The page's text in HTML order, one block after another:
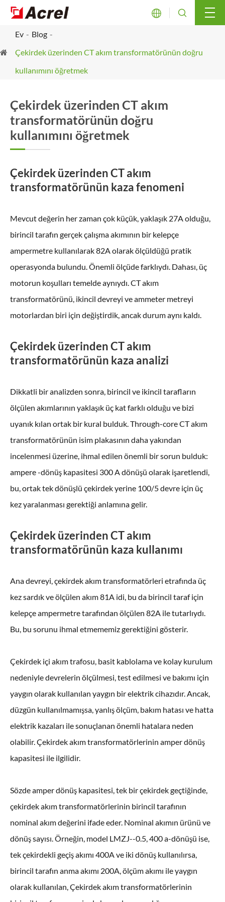
 
Ev
Blog
Çekirdek üzerinden CT akım transformatörünün doğru
kullanımını öğretmek
Çekirdek üzerinden CT akım
transformatörünün doğru
kullanımını öğretmek
Çekirdek üzerinden CT akım
transformatörünün kaza fenomeni
Mevcut değerin her zaman çok küçük, yaklaşık 27A olduğu,
birincil tarafın gerçek çalışma akımının bir kelepçe
ampermetre kullanılarak 82A olarak ölçüldüğü pratik
operasyonda bulundu. Önemli ölçüde farklıydı. Dahası, üç
motorun koşulları temelde aynıydı. CT akım
transformatörünü, ikincil devreyi ve ammeter metreyi
motorlardan biri için değiştirdik, ancak durum aynı kaldı.
Çekirdek üzerinden CT akım
transformatörünün kaza analizi
Dikkatli bir analizden sonra, birincil ve ikincil tarafların
ölçülen akımlarının yaklaşık üç kat farklı olduğu ve bizi
uyanık kılan ortak bir kural bulduk. Through-core CT akım
transformatörünün isim plakasının daha yakından
incelenmesi üzerine, ihmal edilen önemli bir sorun bulduk:
ampere -dönüş kapasitesi 300 A dönüşü olarak işaretlendi,
bu, ortak tek dönüşlü çekirdek yerine 100/5 devre için üç
kez yaralanması gerektiği anlamına gelir.
Çekirdek üzerinden CT akım
transformatörünün kaza kullanımı
Ana devreyi, çekirdek akım transformatörleri etrafında üç
kez sardık ve ölçülen akım 81A idi, bu da birincil taraf için
kelepçe ampermetre tarafından ölçülen 82A ile tutarlıydı.
Bu, bu sorunu ihmal etmememiz gerektiğini gösterir.
Çekirdek içi akım trafosu, basit kablolama ve kolay kurulum
nedeniyle devrelerin ölçülmesi, test edilmesi ve bakımı için
yaygın olarak kullanılan yaygın bir elektrik cihazıdır. Ancak,
düzgün kullanılmamışsa, yanlış ölçüm, bakım hatası ve hatta
elektrik kazaları ile sonuçlanan önemli hatalara neden
olabilir. Çekirdek akım transformatörlerinin amper dönüş
kapasitesi ile ilgilidir.
Sözde amper dönüş kapasitesi, tek bir çekirdek geçtiğinde,
çekirdek akım transformatörlerinin birincil tarafının
nominal akım değerini ifade eder. Nominal akımın ürünü ve
dönüş sayısı. Örneğin, model LMZJ--0.5, 400 a-dönüşü ise,
tek çekirdekli geçiş akımı 400A ve iki dönüş kullanılırsa,
birincil tarafın anma akımı 200A, ölçüm akımı ile yaygın
olarak kullanılan, Çekirdek akım transformatörlerinin